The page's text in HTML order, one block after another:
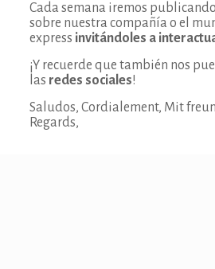
Cada semana iremos
sobre nuestra compañía o el
express invitándoles a
¡Y recuerde que también nos
las redes sociales!
Saludos, Cordialement, Mit
Regards,